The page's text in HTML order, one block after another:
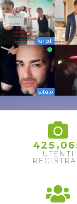
lunedì
sabato
425 ,06
UTENTI